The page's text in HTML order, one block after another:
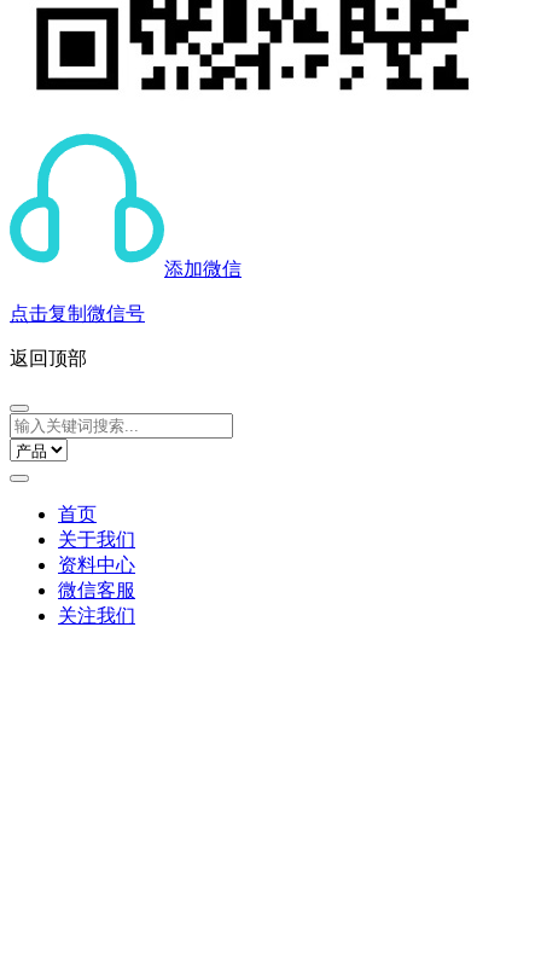
添加微信
点击复制微信号
返回顶部
首页
关于我们
资料中心
微信客服
关注我们